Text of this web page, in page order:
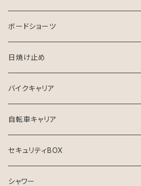
2024 SPRING SUMMER
BGZウエットスーツ
USED ウエットスーツ
VISSLA
リーシュコード
FCS
クリエイチャーズ
デッキパッチ
サーフボードケース
ボードショーツ
日焼け止め
バイクキャリア
自転車キャリア
セキュリティBOX
シャワー